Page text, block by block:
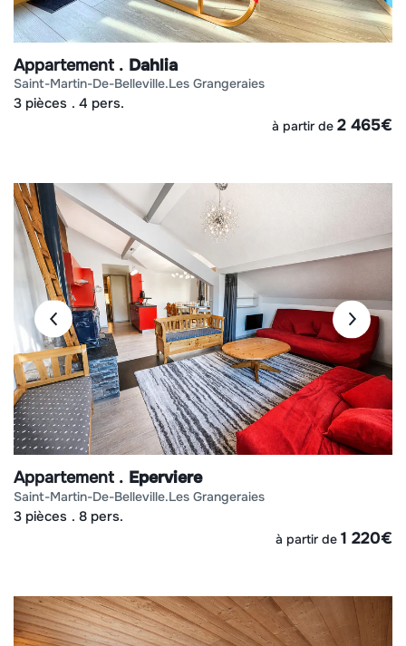
Appartement Dahlia
saint-martin-de-belleville les grangeraies
3 pièces 4 pers.
à partir de 2 465€
Appartement Eperviere
saint-martin-de-belleville les grangeraies
3 pièces 8 pers.
à partir de 1 220€